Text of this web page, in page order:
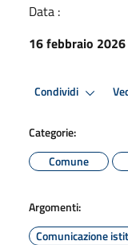
Data :
16 febbraio 2026
Condividi
Categorie:
Comune
Argomenti:
Comunicazione